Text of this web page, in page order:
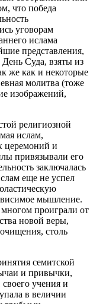
что победа
уговорам
ислама
представления,
Суда, взяты из
же как и некоторые
молитва (тоже
изображений,
религиозной
ислам,
церемоний и
привязывали его
заключалась
еще не успел
мышление.
проиграли от
новой веры,
столь
семитской
и привычки,
учения и
в величии